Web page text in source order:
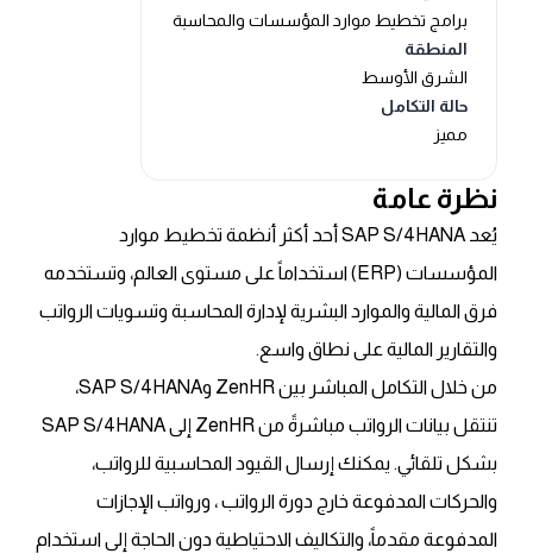
نظرة عامة
يُعد SAP S/4HANA أحد أكثر أنظمة تخطيط موارد
المؤسسات (ERP) استخداماً على مستوى العالم، وتستخدمه
فرق المالية والموارد البشرية لإدارة المحاسبة وتسويات الرواتب
والتقارير المالية على نطاق واسع.
من خلال التكامل المباشر بين ZenHR وSAP S/4HANA،
تنتقل بيانات الرواتب مباشرةً من ZenHR إلى SAP S/4HANA
بشكل تلقائي. يمكنك إرسال القيود المحاسبية للرواتب،
والحركات المدفوعة خارج دورة الرواتب ، ورواتب الإجازات
المدفوعة مقدماً، والتكاليف الاحتياطية دون الحاجة إلى استخدام
برامج تخطيط موارد المؤسسات والمحاسبة
المنطقة
الشرق الأوسط
حالة التكامل
مميز